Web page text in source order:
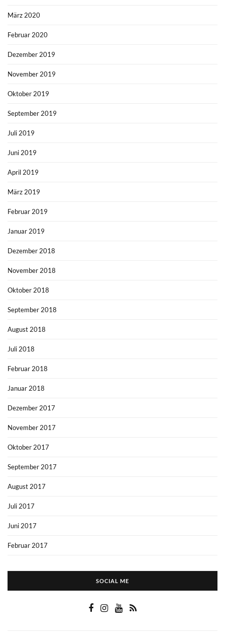
März 2020
Februar 2020
Dezember 2019
November 2019
Oktober 2019
September 2019
Juli 2019
Juni 2019
April 2019
März 2019
Februar 2019
Januar 2019
Dezember 2018
November 2018
Oktober 2018
September 2018
August 2018
Juli 2018
Februar 2018
Januar 2018
Dezember 2017
November 2017
Oktober 2017
September 2017
August 2017
Juli 2017
Juni 2017
Februar 2017
SOCIAL ME